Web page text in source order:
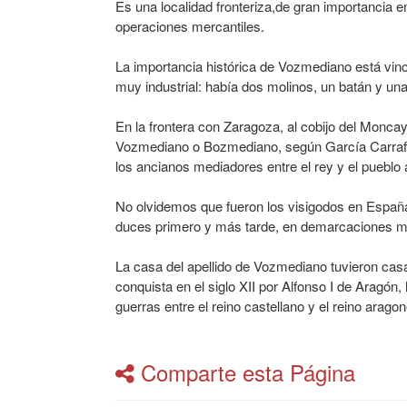
Es una localidad fronteriza,de gran importancia
operaciones mercantiles.
La importancia histórica de Vozmediano está
muy industrial: había dos molinos, un batán y
En la frontera con Zaragoza, al cobijo del
Vozmediano o Bozmediano, según García
los ancianos mediadores entre el rey y el
No olvidemos que fueron los visigodos en
duces primero y más tarde, en demarcaciones
La casa del apellido de Vozmediano tuvieron
conquista en el siglo XII por Alfonso I de
guerras entre el reino castellano y el reino
Comparte esta Página